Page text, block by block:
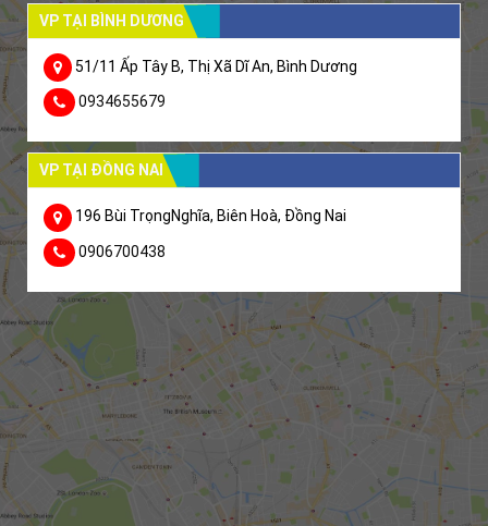
VP TẠI BÌNH DƯƠNG
51/11 Ấp Tây B, Thị Xã Dĩ An, Bình Dương
0934655679
VP TẠI ĐỒNG NAI
196 Bùi TrọngNghĩa, Biên Hoà, Đồng Nai
0906700438